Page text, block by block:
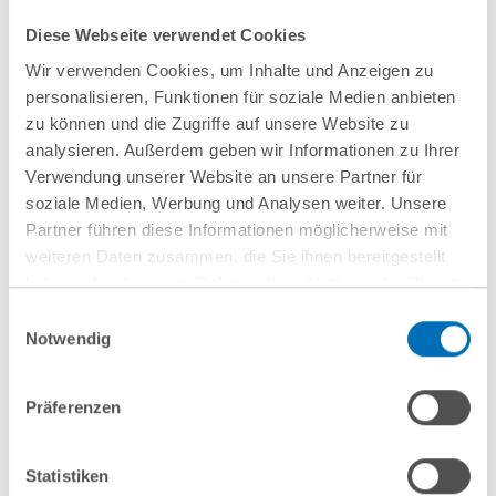
Diese Webseite verwendet Cookies
Wir verwenden Cookies, um Inhalte und Anzeigen zu
personalisieren, Funktionen für soziale Medien anbieten
zu können und die Zugriffe auf unsere Website zu
analysieren. Außerdem geben wir Informationen zu Ihrer
Verwendung unserer Website an unsere Partner für
soziale Medien, Werbung und Analysen weiter. Unsere
Partner führen diese Informationen möglicherweise mit
weiteren Daten zusammen, die Sie ihnen bereitgestellt
haben oder die sie im Rahmen Ihrer Nutzung der Dienste
Cookies, wenn Sie unsere Webseite weiterhin nutzen.
Hinweis auf die Verarbeitung Ihrer personenbezogenen
Indem Sie auf „Cookies
akzeptieren“ klicken, willigen Sie zugleich gem. Art. 49 Abs. 1
verarbeitet werden. Die USA werden derzeit vom Europäischen
Notwendig
Präferenzen
Statistiken
Juli 2026
Überschuldungsna
chweis: Keine
pauschale
Übernahme von
im
erzielten Erlösen
Juli 2026
Mehr als die
PPWR: Das neue
VerpackDG und
seine Folgen für
Unternehmen
Alle Blogeinträge anzeigen